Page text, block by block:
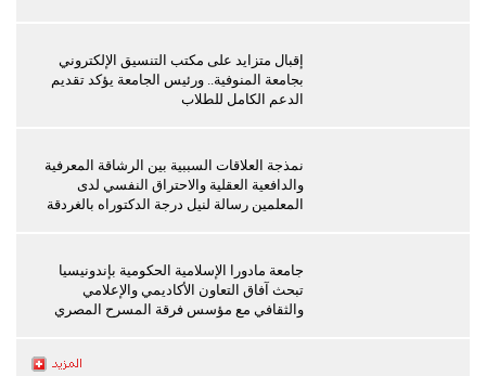
إقبال متزايد على مكتب التنسيق الإلكتروني
بجامعة المنوفية.. ورئيس الجامعة يؤكد تقديم
الدعم الكامل للطلاب
نمذجة العلاقات السببية بين الرشاقة المعرفية
والدافعية العقلية والاحتراق النفسي لدى
المعلمين رسالة لنيل درجة الدكتوراه بالغردقة
جامعة مادورا الإسلامية الحكومية بإندونيسيا
تبحث آفاق التعاون الأكاديمي والإعلامي
والثقافي مع مؤسس فرقة المسرح المصري